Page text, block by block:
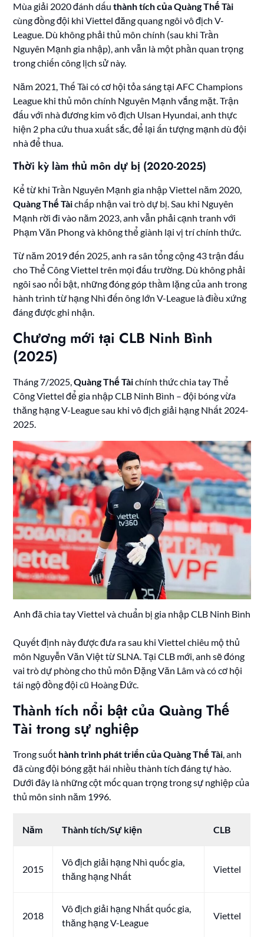
Mùa giải 2020 đánh dấuthành tích của Quàng Thế Tài
cùng đồng đội khi Viettel đăng quang ngôi vô địch V-
League. Dù không phải thủ môn chính (sau khi Trần
Nguyên Mạnh gia nhập), anh vẫn là một phần quan trọng
trong chiến công lịch sử này.
Năm 2021, Thế Tài có cơ hội tỏa sáng tại AFC Champions
League khi thủ môn chính Nguyên Mạnh vắng mặt. Trận
đấu với nhà đương kim vô địch Ulsan Hyundai, anh thực
hiện 2 pha cứu thua xuất sắc, để lại ấn tượng mạnh dù đội
nhà để thua.
Thời kỳ làm thủ môn dự bị (2020-2025)
Kể từ khi Trần Nguyên Mạnh gia nhập Viettel năm 2020,
Quàng Thế Tàichấp nhận vai trò dự bị. Sau khi Nguyên
Mạnh rời đi vào năm 2023, anh vẫn phải cạnh tranh với
Phạm Văn Phong và không thể giành lại vị trí chính thức.
Từ năm 2019 đến 2025, anh ra sân tổng cộng 43 trận đấu
cho Thể Công Viettel trên mọi đấu trường. Dù không phải
ngôi sao nổi bật, những đóng góp thầm lặng của anh trong
hành trình từ hạng Nhì đến ông lớn V-League là điều xứng
đáng được ghi nhận.
Chương mới tại CLB Ninh Bình
(2025)
Tháng 7/2025,Quàng Thế Tàichính thức chia tay Thể
Công Viettel để gia nhập CLB Ninh Bình – đội bóng vừa
thăng hạng V-League sau khi vô địch giải hạng Nhất 2024-
2025.
Anh đã chia tay Viettel và chuẩn bị gia nhập CLB Ninh Bình
Quyết định này được đưa ra sau khi Viettel chiêu mộ thủ
môn Nguyễn Văn Việt từ SLNA. Tại CLB mới, anh sẽ đóng
vai trò dự phòng cho thủ môn Đặng Văn Lâm và có cơ hội
tái ngộ đồng đội cũ Hoàng Đức.
Thành tích nổi bật của Quàng Thế
Tài trong sự nghiệp
Trong suốt hành trình phát triển của Quàng Thế Tài, anh
đã cùng đội bóng gặt hái nhiều thành tích đáng tự hào.
Dưới đây là những cột mốc quan trọng trong sự nghiệp của
thủ môn sinh năm 1996.
Năm Thành tích/Sự kiện CLB
2015
Vô địch giải hạng Nhì quốc gia,
thăng hạng Nhất
Viettel
2018
Vô địch giải hạng Nhất quốc gia,
thăng hạng V-League
Viettel